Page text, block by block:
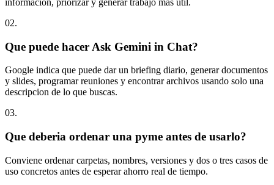
informacion, priorizar y generar trabajo mas util.
02.
Que puede hacer Ask Gemini in Chat?
Google indica que puede dar un briefing diario, generar documentos
y slides, programar reuniones y encontrar archivos usando solo una
descripcion de lo que buscas.
03.
Que deberia ordenar una pyme antes de usarlo?
Conviene ordenar carpetas, nombres, versiones y dos o tres casos de
uso concretos antes de esperar ahorro real de tiempo.